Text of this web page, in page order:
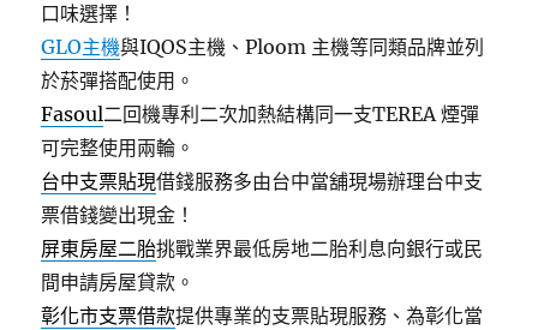
口味選擇！
GLO主機與IQOS主機、Ploom 主機等同類品牌並列
於菸彈搭配使用。
Fasoul二回機專利二次加熱結構同一支TEREA 煙彈
可完整使用兩輪。
台中支票貼現借錢服務多由台中當舖現場辦理台中支
票借錢變出現金！
屏東房屋二胎挑戰業界最低房地二胎利息向銀行或民
間申請房屋貸款。
彰化市支票借款提供專業的支票貼現服務、為彰化當